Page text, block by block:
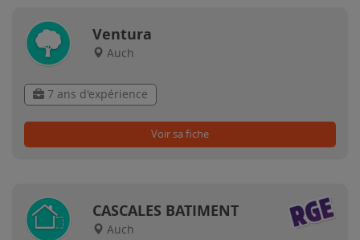
Ventura
Auch
7 ans d'expérience
Voir sa fiche
CASCALES BATIMENT
Auch